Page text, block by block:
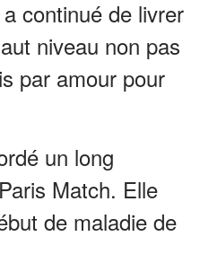
continué de livrer
niveau non pas
par amour pour
un long
Match. Elle
de maladie de